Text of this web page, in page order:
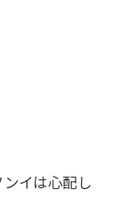
イは心配し